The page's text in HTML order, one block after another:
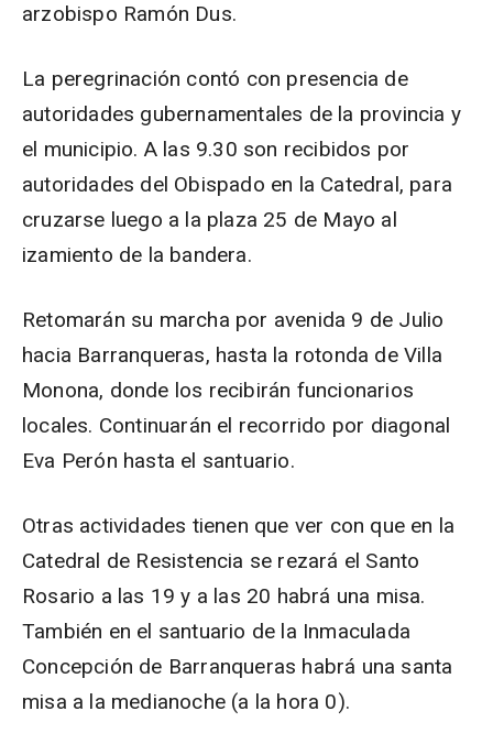
arzobispo Ramón Dus.
La peregrinación contó con presencia de
autoridades gubernamentales de la provincia y
el municipio. A las 9.30 son recibidos por
autoridades del Obispado en la Catedral, para
cruzarse luego a la plaza 25 de Mayo al
izamiento de la bandera.
Retomarán su marcha por avenida 9 de Julio
hacia Barranqueras, hasta la rotonda de Villa
Monona, donde los recibirán funcionarios
locales. Continuarán el recorrido por diagonal
Eva Perón hasta el santuario.
Otras actividades tienen que ver con que en la
Catedral de Resistencia se rezará el Santo
Rosario a las 19 y a las 20 habrá una misa.
También en el santuario de la Inmaculada
Concepción de Barranqueras habrá una santa
misa a la medianoche (a la hora 0).